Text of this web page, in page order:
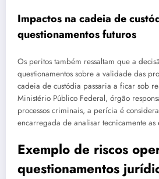
Impactos na cadeia de
questionamentos futuros
Os peritos também ressaltam que a
questionamentos sobre a validade das
cadeia de custódia passaria a ficar sob
Ministério Público Federal, órgão
processos criminais, a perícia é
encarregada de analisar tecnicamente as
Exemplo de riscos
questionamentos